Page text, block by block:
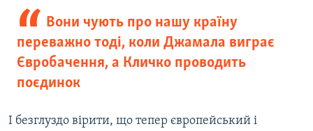
Вони чують про нашу країну
переважно тоді, коли Джамала виграє
Євробачення, а Кличко проводить
поєдинок
І безглуздо вірити, що тепер європейський і